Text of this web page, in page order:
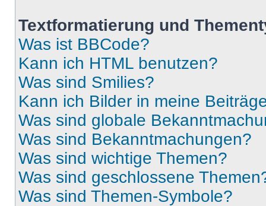
Textformatierung und
Was ist BBCode?
Kann ich HTML benutzen?
Was sind Smilies?
Kann ich Bilder in meine
Was sind globale
Was sind Bekanntmachungen?
Was sind wichtige Themen?
Was sind geschlossene
Was sind Themen-Symbole?